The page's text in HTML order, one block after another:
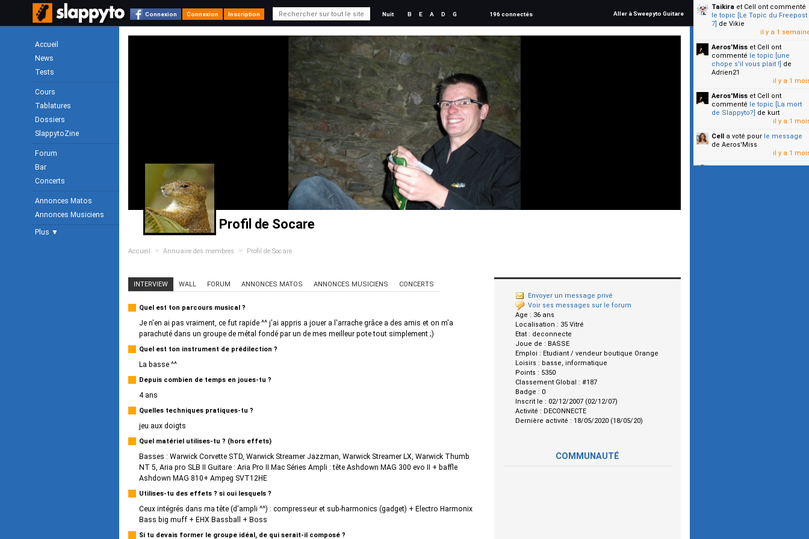
Connexion Connexion Inscription Nuit B E A D G 196 connectés Aller à Sweepyto Guitare
Accueil
News
Tests
Cours
Tablatures
Dossiers
SlappytoZine
Forum
Bar
Concerts
Annonces Matos
Annonces Musiciens
Plus ▼
Profil de Socare
Accueil > Annuaire des membres > Profil de Socare
Envoyer un message privé
Voir ses messages sur le forum
Age : 36 ans
Localisation : 35 Vitré
Etat : deconnecte
Joue de : BASSE
Emploi : Etudiant / vendeur boutique Orange
Loisirs : basse, informatique
Points : 5350
Classement Global : #187
Badge : 0
Inscrit le : 02/12/2007 (02/12/07)
Activité : DECONNECTE
Dernière activité : 18/05/2020 (18/05/20)
COMMUNAUTÉ
INTERVIEW WALL FORUM ANNONCES MATOS ANNONCES MUSICIENS CONCERTS
Quel est ton parcours musical ?
Je n'en ai pas vraiment, ce fut rapide ^^ j'ai appris a jouer a l'arrache grâce a des amis et on m'a
parachuté dans un groupe de métal fondé par un de mes meilleur pote tout simplement ;)
Quel est ton instrument de prédilection ?
La basse ^^
Depuis combien de temps en joues-tu ?
4 ans
Quelles techniques pratiques-tu ?
jeu aux doigts
Quel matériel utilises-tu ? (hors effets)
Basses : Warwick Corvette STD, Warwick Streamer Jazzman, Warwick Streamer LX, Warwick Thumb
NT 5, Aria pro SLB II Guitare : Aria Pro II Mac Séries Ampli : tête Ashdown MAG 300 evo II + baffle
Ashdown MAG 810+ Ampeg SVT12HE
Utilises-tu des effets ? si oui lesquels ?
Ceux intégrés dans ma tête (d'ampli ^^) : compresseur et sub-harmonics (gadget) + Electro Harmonix
Bass big muff + EHX Bassball + Boss
Si tu devais former le groupe idéal, de qui serait-il composé ?
Taikira et Cell ont commenté
le topic [Le Topic du Freepost
7] de Vikie
il y a 1
Aeros'Miss et Cell ont
commenté le topic [une
chope s'il vous plait !] de
Adrien21
il y a 1
Aeros'Miss et Cell ont
commenté le topic [La mort
de Slappyto?] de kurt
il y a 1
Cell a voté pour le message
de Aeros'Miss
il y a 1
Cella voté pourle message